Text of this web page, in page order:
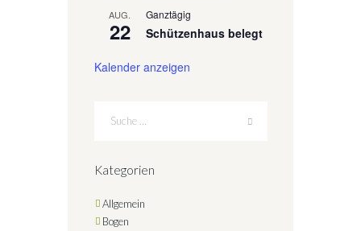
AUG.
22
Ganztägig
Schützenhaus belegt
Kalender anzeigen
Kategorien
Allgemein
Bogen